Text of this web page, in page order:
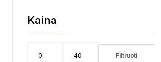
Kaina
Filtruoti